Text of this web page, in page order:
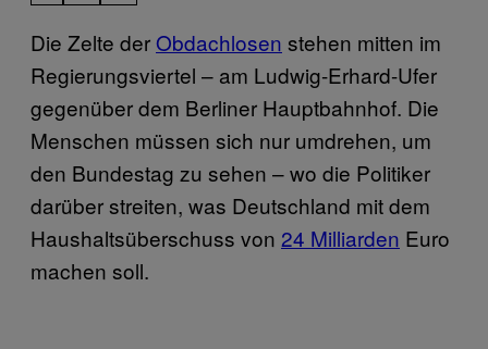
Die Zelte derObdachlosen stehen mitten im
Regierungsviertel – am Ludwig-Erhard-Ufer
gegenüber dem Berliner Hauptbahnhof. Die
Menschen müssen sich nur umdrehen, um
den Bundestag zu sehen – wo die Politiker
darüber streiten, was Deutschland mit dem
Haushaltsüberschuss von 24 Milliarden Euro
machen soll.